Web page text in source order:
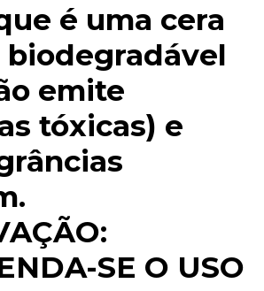
é uma cera
biodegradável
emite
tóxicas) e
SE O USO